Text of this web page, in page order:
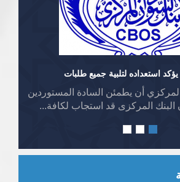
استعداده لتلبية جميع طلبات
أن يطمئن السادة المستوردين
المركزى قد استجاب لكافة...